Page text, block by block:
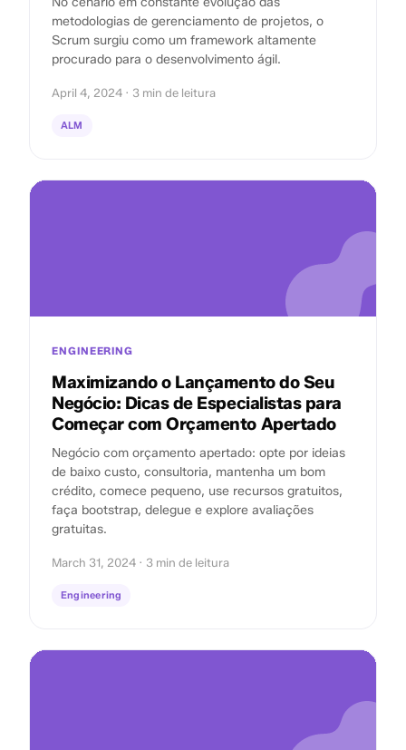
metodologias de gerenciamento de projetos, o
Scrum surgiu como um framework altamente
procurado para o desenvolvimento ágil.
April 4, 2024 · 3 min de leitura
ALM
ENGINEERING
Maximizando o Lançamento do Seu
Negócio: Dicas de Especialistas para
Começar com Orçamento Apertado
Negócio com orçamento apertado: opte por ideias
de baixo custo, consultoria, mantenha um bom
crédito, comece pequeno, use recursos gratuitos,
faça bootstrap, delegue e explore avaliações
gratuitas.
March 31, 2024 · 3 min de leitura
Engineering